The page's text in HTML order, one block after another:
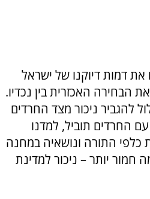
את דמות דיוקנו של ישראל
הבחירה האכזרית בין נכדיו.
להגביר ניכור מצד החרדים
החרדים תוביל, למדנו
כלפי התורה ונושאיה במחנה
חמור יותר – ניכור למדינת